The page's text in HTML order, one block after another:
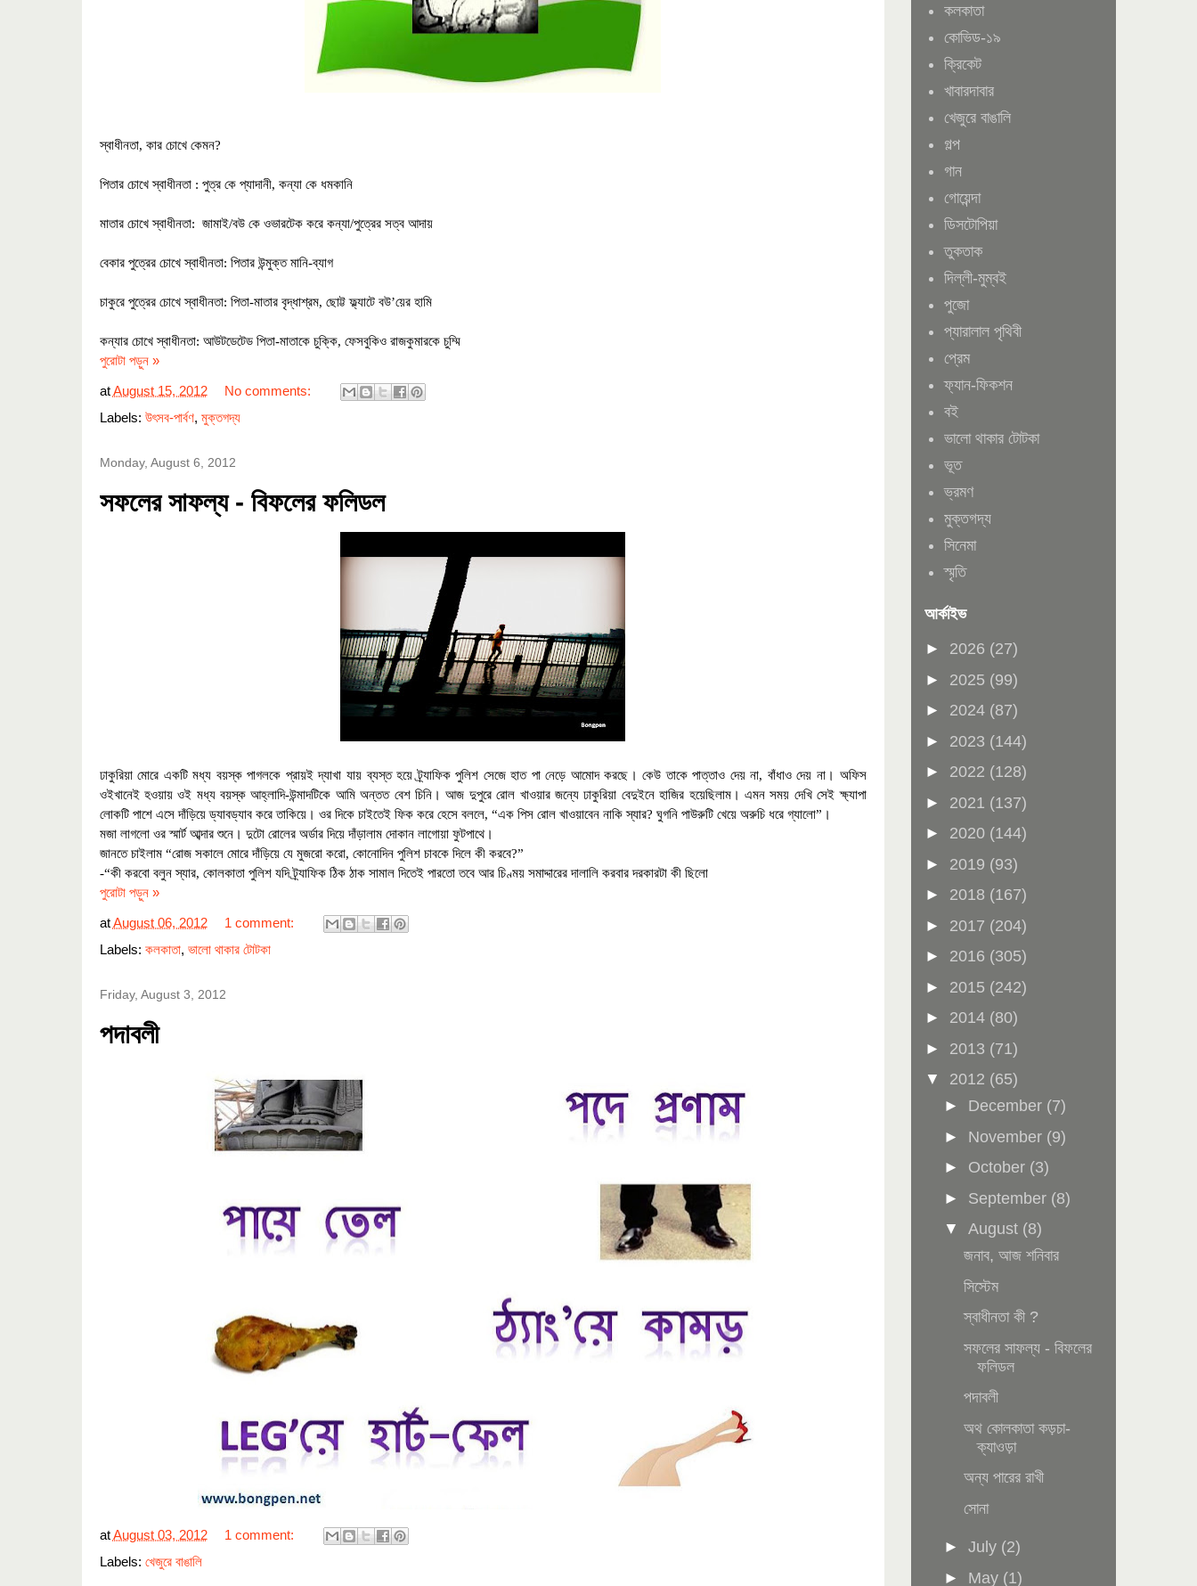
স্বাধীনতা, কার চোখে কেমন?
পিতার চোখে স্বাধীনতা : পুত্র কে প্যাদানী, কন্যা কে ধমকানি
মাতার চোখে স্বাধীনতা: জামাই/বউ কে ওভারটেক করে কন্যা/পুত্রের সত্ব আদায়
বেকার পুত্রের চোখে স্বাধীনতা: পিতার উন্মুক্ত মানি-ব্যাগ
চাকুরে পুত্রের চোখে স্বাধীনতা: পিতা-মাতার বৃদ্ধাশ্রম, ছোট্ট ফ্ল্যাটে বউ’য়ের হামি
কন্যার চোখে স্বাধীনতা: আউটডেটেড পিতা-মাতাকে চুক্কি, ফেসবুকিও রাজকুমারকে চুম্মি
পুরোটা পড়ুন »
atAugust 15, 2012
No comments:
Labels: উৎসব-পার্বণ, মুক্তগদ্য
Monday, August 6, 2012
সফলের সাফল্য - বিফলের ফলিডল
ঢাকুরিয়া মোরে একটি মধ্য বয়স্ক পাগলকে প্রায়ই দ্যাখা যায় ব্যস্ত হয়ে ট্র্যাফিক পুলিশ সেজে হাত পা নেড়ে আমোদ করছে ।কেউ তাকে পাত্তাও দেয় না, বাঁধাও দেয় না। অফিস
ওইখানেই হওয়ায় ওই মধ্য বয়স্ক আহ্লাদি-উন্মাদটিকে আমি অন্তত বেশ চিনি ।আজ দুপুরে রোল খাওয়ার জন্যে ঢাকুরিয়া বেদুইনে হাজির হয়েছিলাম। এমন সময় দেখি সেই ক্ষ্যাপা
লোকটি পাশে এসে দাঁড়িয়ে ড্যাবড্যাব করে তাকিয়ে। ওর দিকে চাইতেই ফিক করে হেসে বললে, “এক পিস রোল খাওয়াবেন নাকি স্যার? ঘুগনি পাউরুটি খেয়ে অরুচি ধরে গ্যালো” ।
মজা লাগলো ওর স্মার্ট আব্দার শুনে। দুটো রোলের অর্ডার দিয়ে দাঁড়ালাম দোকান লাগোয়া ফুটপাথে।
জানতে চাইলাম “রোজ সকালে মোরে দাঁড়িয়ে যে মুজরো করো, কোনোদিন পুলিশ চাবকে দিলে কী করবে?”
-“কী করবো বলুন স্যার, কোলকাতা পুলিশ যদি ট্র্যাফিক ঠিক ঠাক সামাল দিতেই পারতো তবে আর চিণ্ময় সমাদ্দারের দালালি করবার দরকারটা কী ছিলো
পুরোটা পড়ুন »
atAugust 06, 2012
1 comment:
Labels: কলকাতা, ভালো থাকার টোটকা
Friday, August 3, 2012
পদাবলী
atAugust 03, 2012
1 comment:
Labels: খেজুরে বাঙালি
কলকাতা
কোভিড-১৯
ক্রিকেট
খাবারদাবার
খেজুরে বাঙালি
গল্প
গান
গোয়েন্দা
ডিসটোপিয়া
তুকতাক
দিল্লী-মুম্বই
পুজো
প্যারালাল পৃথিবী
প্রেম
ফ্যান-ফিকশন
বই
ভালো থাকার টোটকা
ভূত
ভ্রমণ
মুক্তগদ্য
সিনেমা
স্মৃতি
আর্কাইভ
► 2026 (27)
► 2025 (99)
► 2024 (87)
► 2023 (144)
► 2022 (128)
► 2021 (137)
► 2020 (144)
► 2019 (93)
► 2018 (167)
► 2017 (204)
► 2016 (305)
► 2015 (242)
► 2014 (80)
► 2013 (71)
▼ 2012 (65)
► December (7)
► November (9)
► October (3)
► September (8)
▼August (8)
জনাব, আজ শনিবার
সিস্টেম
স্বাধীনতা কী ?
সফলের সাফল্য - বিফলের
ফলিডল
পদাবলী
অথ কোলকাতা কড়চা-
ক্যাওড়া
অন্য পারের রাখী
সোনা
►July (2)
► May (1)